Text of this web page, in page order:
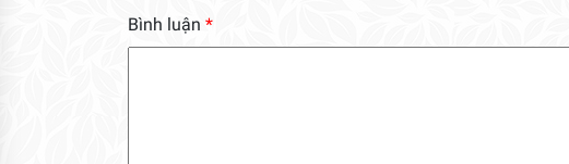
Bình luận *